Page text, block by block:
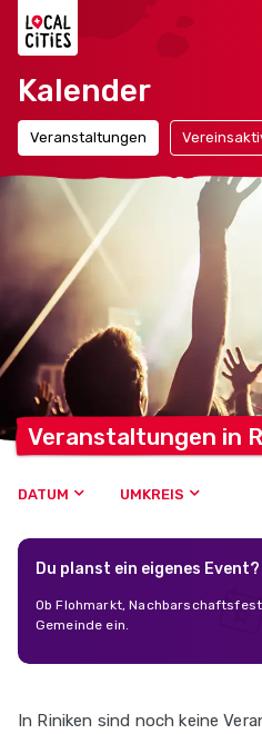
Kalender
Veranstaltungen
Veranstaltungen in
DATUM UMKREIS
Du planst ein eigenes Event?
Ob Flohmarkt,
Gemeinde ein.
In Riniken sind noch keine